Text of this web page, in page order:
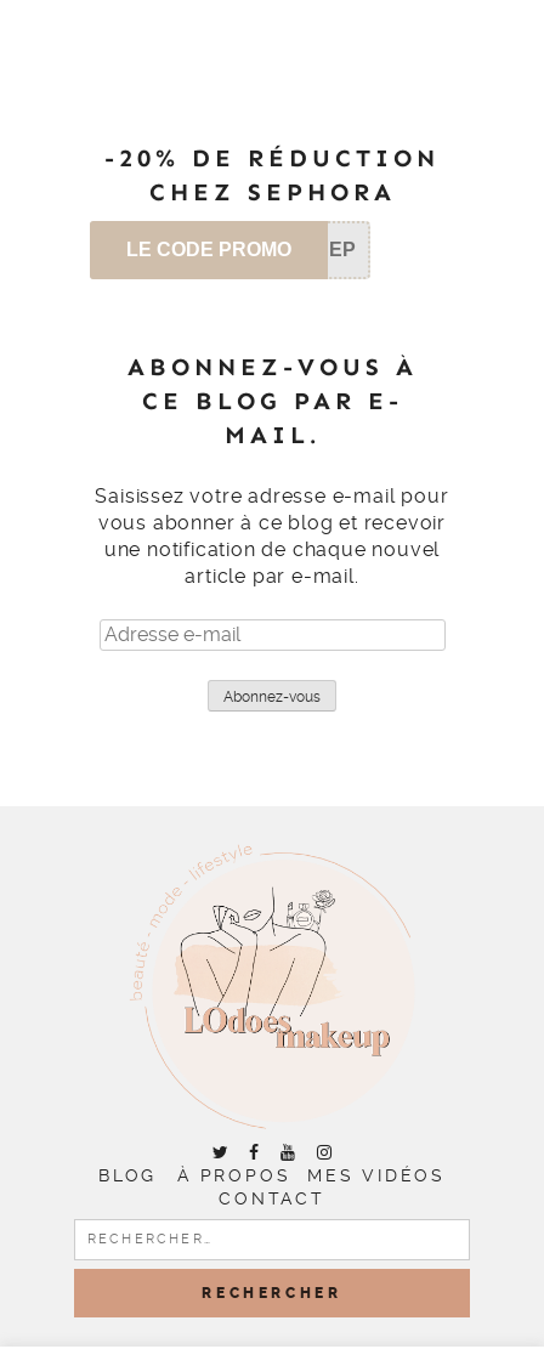
-20% DE RÉDUCTION
CHEZ SEPHORA
LE CODE PROMO SEP
ABONNEZ-VOUS À
CE BLOG PAR E-
MAIL.
Saisissez votre adresse e-mail pour
vous abonner à ce blog et recevoir
une notification de chaque nouvel
article par e-mail.
Adresse
e-
Abonnez-vous
BLOG À PROPOS
MES VIDÉOS
CONTACT
RECHERCHER :